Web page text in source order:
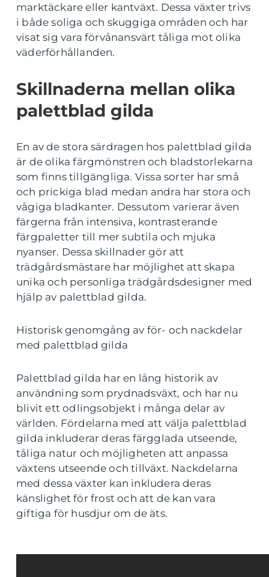
marktäckare eller kantväxt. Dessa växter trivs
i både soliga och skuggiga områden och har
visat sig vara förvånansvärt tåliga mot olika
väderförhållanden.
Skillnaderna mellan olika
palettblad gilda
En av de stora särdragen hos palettblad gilda
är de olika färgmönstren och bladstorlekarna
som finns tillgängliga. Vissa sorter har små
och prickiga blad medan andra har stora och
vågiga bladkanter. Dessutom varierar även
färgerna från intensiva, kontrasterande
färgpaletter till mer subtila och mjuka
nyanser. Dessa skillnader gör att
trädgårdsmästare har möjlighet att skapa
unika och personliga trädgårdsdesigner med
hjälp av palettblad gilda.
Historisk genomgång av för- och nackdelar
med palettblad gilda
Palettblad gilda har en lång historik av
användning som prydnadsväxt, och har nu
blivit ett odlingsobjekt i många delar av
världen. Fördelarna med att välja palettblad
gilda inkluderar deras färgglada utseende,
tåliga natur och möjligheten att anpassa
växtens utseende och tillväxt. Nackdelarna
med dessa växter kan inkludera deras
känslighet för frost och att de kan vara
giftiga för husdjur om de äts.